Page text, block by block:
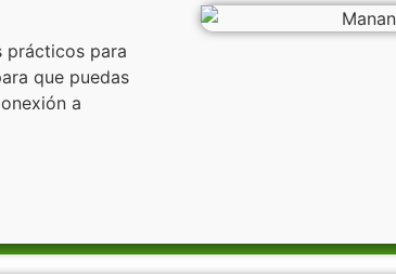
prácticos para
que puedas
a